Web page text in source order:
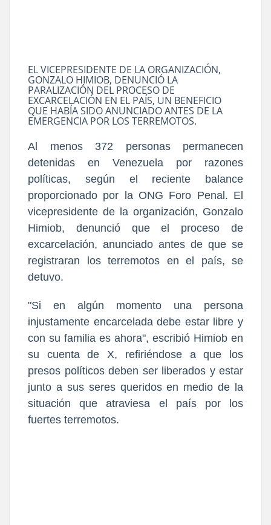
EL VICEPRESIDENTE DE LA ORGANIZACIÓN,
GONZALO HIMIOB, DENUNCIÓ LA
PARALIZACIÓN DEL PROCESO DE
EXCARCELACIÓN EN EL PAÍS, UN BENEFICIO
QUE HABÍA SIDO ANUNCIADO ANTES DE LA
EMERGENCIA POR LOS TERREMOTOS.
Al menos 372 personas permanecen
detenidas en Venezuela por razones
políticas, según el reciente balance
proporcionado por la ONG Foro Penal. El
vicepresidente de la organización, Gonzalo
Himiob, denunció que el proceso de
excarcelación, anunciado antes de que se
registraran los terremotos en el país, se
detuvo.
"Si en algún momento una persona
injustamente encarcelada debe estar libre y
con su familia es ahora", escribió Himiob en
su cuenta de X, refiriéndose a que los
presos políticos deben ser liberados y estar
junto a sus seres queridos en medio de la
situación que atraviesa el país por los
fuertes terremotos.